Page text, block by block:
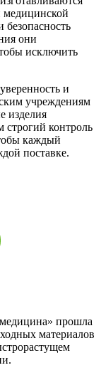
медицинской
безопасность
они
исключить
и
учреждениям
изделия
строгий контроль
каждый
поставке.
прошла
материалов